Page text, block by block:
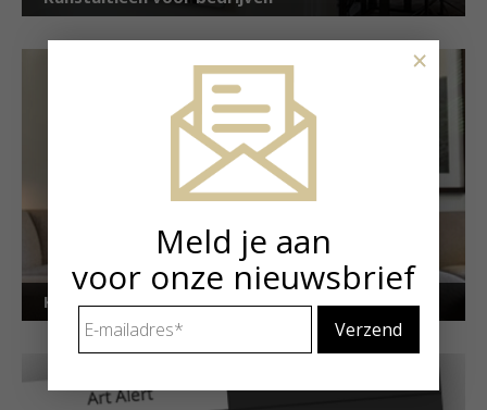
Kunstuitleen voor particulieren
Meld je aan
voor onze nieuwsbrief
mailadres *
×